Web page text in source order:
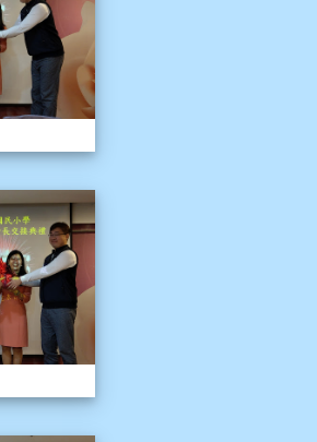
109上新舊任會長交接典